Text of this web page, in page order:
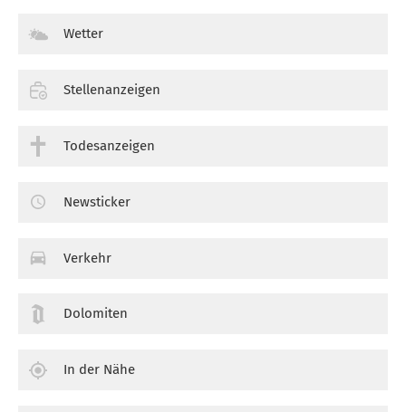
Wetter
Stellenanzeigen
Todesanzeigen
Newsticker
Verkehr
Dolomiten
In der Nähe